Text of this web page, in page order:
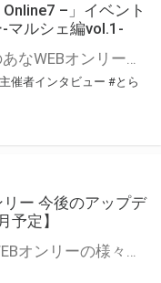
–」イベント
マルシェ編vol.1-
こんにちは、とらのあなWEBオンリー運営スタッフです。 新たにお届けする、イベント主催者インタビュー-マルシェ編-は、 とらのあなWEBオンリー「マルシェ」をご利用した主催様に 「マルシェ」を使って開催した感想や心がけをお聞きする企画です。 今回は、WEBオンリー開催7回目迎えた「マレシルプラン – Online7 –」より、 主催の玉川うた様にお話を伺いました。 ▼マレシルプランのインタビュー前回記事 「イベント主催者インタビュー vol.6」はこちら 協力：玉川うた様（マレシルプラン実行委員会 代表）／イベント公式Twitter（@mallesil_plan） とらのあなWEBオンリー「マルシェ」とは？ WEBオンリーでリアルタイムでコミュニケーションがとれるオンライン会場です。
催者インタビュー #とら
リー 今後のアップデ
予定】
とらのあなでは、WEBオンリーの様々な支援を実施しています。 今回は2021年9月に実装を予定しているアップデート情報についてご紹介いたします。 とらのあなWEBオンリーサイトはこちら